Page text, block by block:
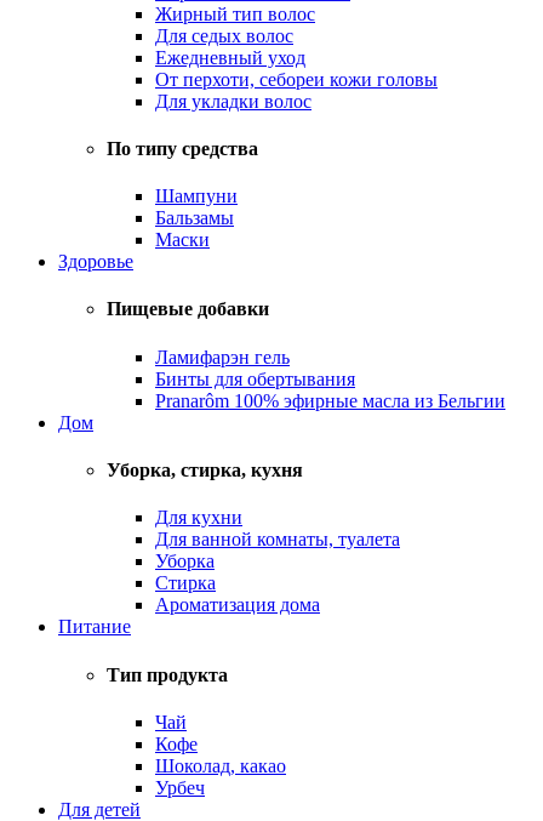
Жирный тип волос
Для седых волос
Ежедневный уход
От перхоти, себореи кожи головы
Для укладки волос
По типу средства
Шампуни
Бальзамы
Маски
Здоровье
Пищевые добавки
Ламифарэн гель
Бинты для обертывания
Pranarôm 100% эфирные масла из Бельгии
Дом
Уборка, стирка, кухня
Для кухни
Для ванной комнаты, туалета
Уборка
Стирка
Ароматизация дома
Питание
Тип продукта
Чай
Кофе
Шоколад, какао
Урбеч
Для детей